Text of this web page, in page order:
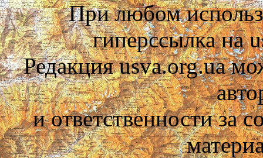
При любом
гиперссылка на
Редакция usva.org.ua
и ответственности за